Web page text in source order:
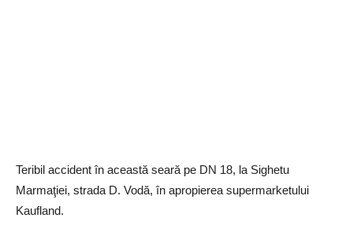
Teribil accident în această seară pe DN 18, la Sighetu
Marmaţiei, strada D. Vodă, în apropierea supermarketului
Kaufland.